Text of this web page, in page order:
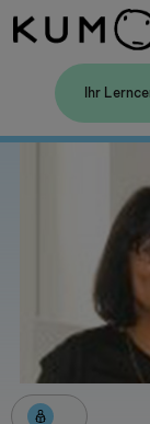
Ihr
Willkommen
Die Kumon-
Die